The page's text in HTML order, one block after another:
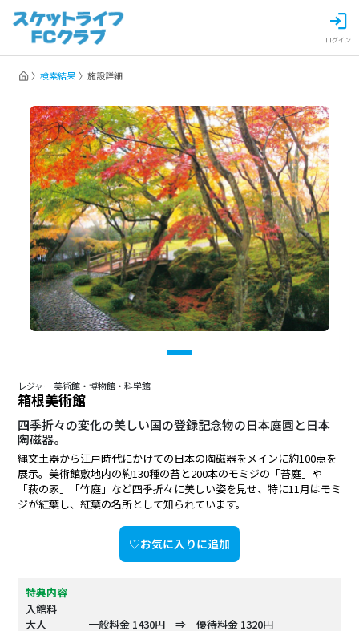
ログイン
検索結果 施設詳細
レジャー 美術館・博物館・科学館
箱根美術館
四季折々の変化の美しい国の登録記念物の日本庭園と日本
陶磁器。
縄文土器から江戸時代にかけての日本の陶磁器をメインに約100点を
展示。美術館敷地内の約130種の苔と200本のモミジの「苔庭」や
「萩の家」「竹庭」など四季折々に美しい姿を見せ、特に11月はモミ
ジが紅葉し、紅葉の名所として知られています。
♡お気に入りに追加
特典内容
入館料
大人 一般料金 1430円 ⇒ 優待料金 1320円